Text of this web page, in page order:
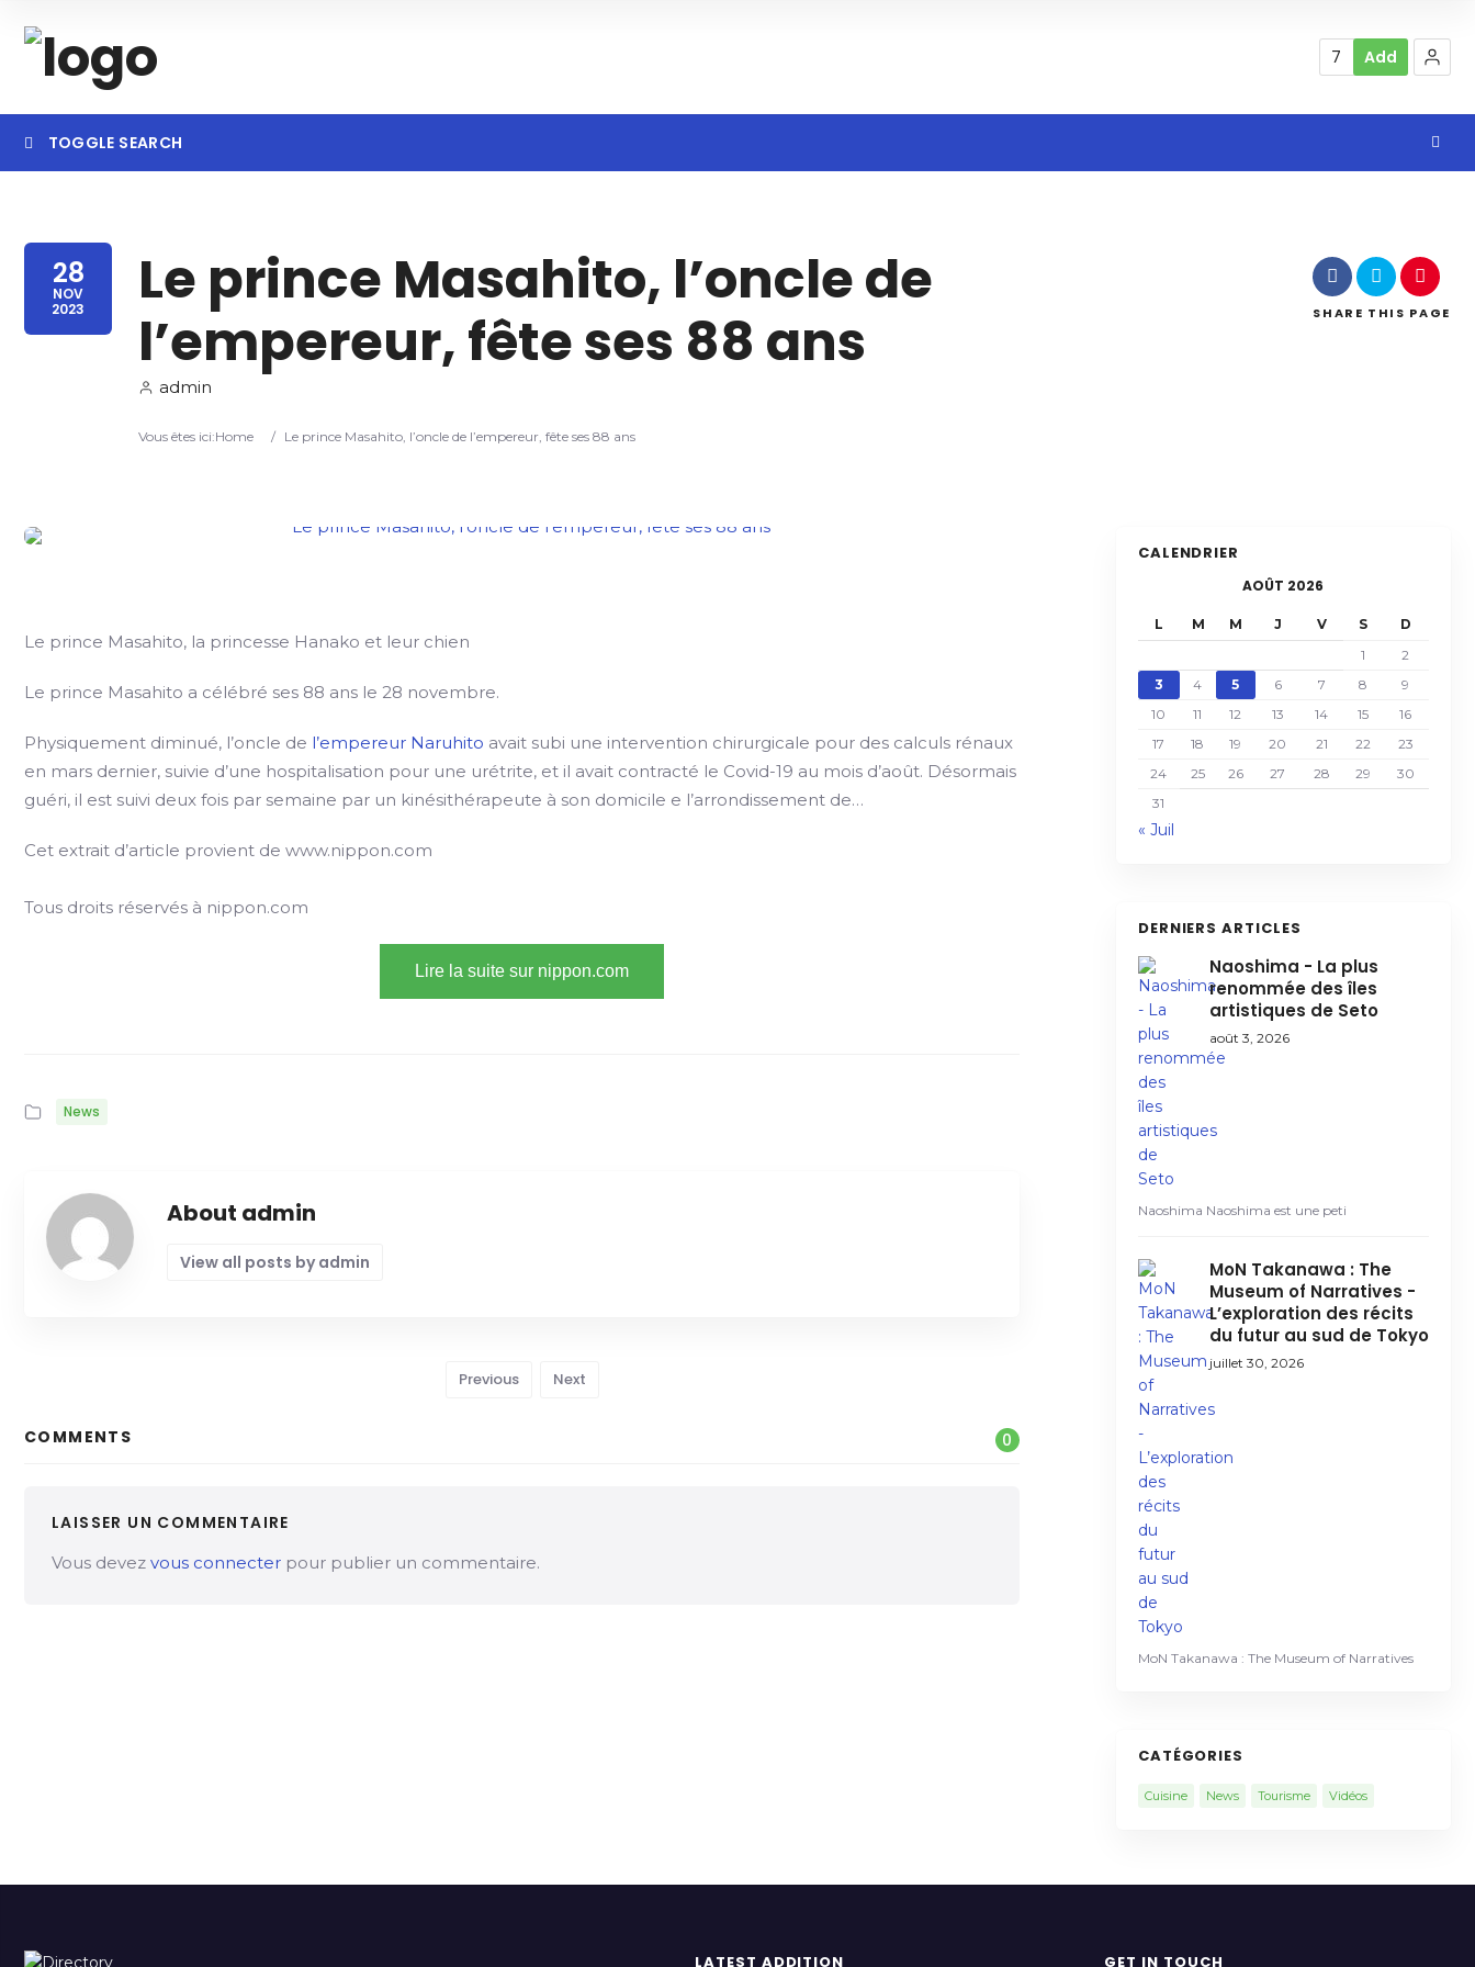
7 Add
TOGGLE SEARCH
28
NOV
2023
Le prince Masahito, l’oncle de
l’empereur, fête ses 88 ans
admin
Vous êtes ici:Home / Le prince Masahito, l’oncle de l’empereur, fête ses 88 ans
SHARE THIS PAGE
Le prince Masahito, la princesse Hanako et leur chien
Le prince Masahito a célébré ses 88 ans le 28 novembre.
Physiquement diminué, l’oncle de l’empereur Naruhito avait subi une intervention chirurgicale pour des calculs rénaux
en mars dernier, suivie d’une hospitalisation pour une urétrite, et il avait contracté le Covid-19 au mois d’août. Désormais
guéri, il est suivi deux fois par semaine par un kinésithérapeute à son domicile e l’arrondissement de…
Cet extrait d’article provient de www.nippon.com
Tous droits réservés à nippon.com
Lire la suite sur nippon.com
News
About admin
View all posts by admin
Previous Next
COMMENTS 0
LAISSER UN COMMENTAIRE
Vous devez vous connecter pour publier un commentaire.
CALENDRIER
AOÛT 2026
L M M J V S
D
1
2
3
4 5 6 7 8
9
10
11 12 13 14 15
16
17
18 19 20 21 22
23
24
25 26 27 28 29
30
31
« Juil
DERNIERS ARTICLES
Naoshima - La plus
renommée des îles
artistiques de Seto
août 3, 2026
Naoshima Naoshima est une peti
MoN Takanawa : The
Museum of Narratives -
L’exploration des récits
du futur au sud de Tokyo
juillet 30, 2026
MoN Takanawa : The Museum of Narratives
CATÉGORIES
Cuisine News Tourisme Vidéos
LATEST ADDITION GET IN TOUCH